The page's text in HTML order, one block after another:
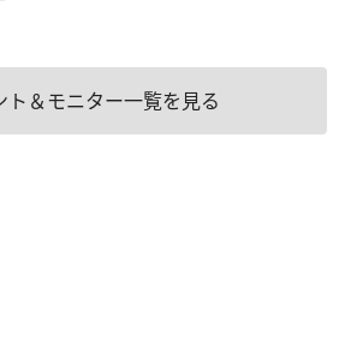
ト＆モニター一覧を見る